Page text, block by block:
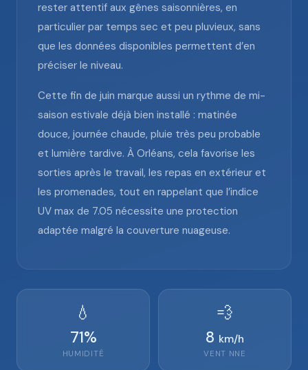
rester attentif aux gênes saisonnières, en
particulier par temps sec et peu pluvieux, sans
que les données disponibles permettent d’en
préciser le niveau.
Cette fin de juin marque aussi un rythme de mi-
saison estivale déjà bien installé : matinée
douce, journée chaude, pluie très peu probable
et lumière tardive. À Orléans, cela favorise les
sorties après le travail, les repas en extérieur et
les promenades, tout en rappelant que l’indice
UV max de 7.05 nécessite une protection
adaptée malgré la couverture nuageuse.
💧
71%
HUMIDITÉ
💨
8 km/h
VENT NNE